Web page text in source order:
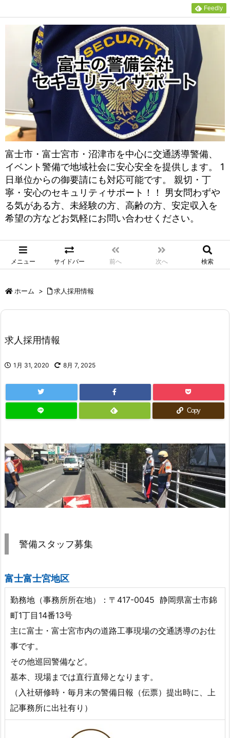
富士市・富士宮市・沼津市を中心に交通誘導警備、
イベント警備で地域社会に安心安全を提供します。 1
日単位からの御要請にも対応可能です。 親切・丁
寧・安心のセキュリティサポート！！ 男女問わずや
る気がある方、未経験の方、高齢の方、安定収入を
希望の方などお気軽にお問い合わせください。
メニュー サイドバー 前へ 次へ 検索
Feedly
ホーム > 求人採用情報
求人採用情報
1月 31, 2020 8月 7, 2025
Copy
警備スタッフ募集
富士富士宮地区
勤務地（事務所所在地）：〒417-0045 静岡県富士市錦
町1丁目14番13号
主に富士・富士宮市内の道路工事現場の交通誘導のお仕
事です。
その他巡回警備など。
基本、現場までは直行直帰となります。
（入社研修時・毎月末の警備日報（伝票）提出時に、上
記事務所に出社有り）